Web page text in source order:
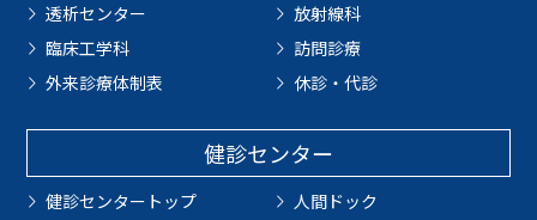
透析センター
放射線科
臨床工学科
訪問診療
外来診療体制表
休診・代診
健診センター
健診センタートップ
人間ドック